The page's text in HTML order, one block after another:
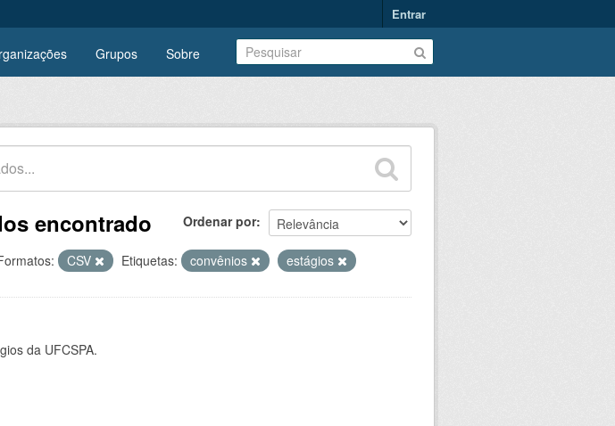
Entrar
Grupos Sobre
Ordenar por
encontrado
CSV Etiquetas: convênios estágios
da UFCSPA.